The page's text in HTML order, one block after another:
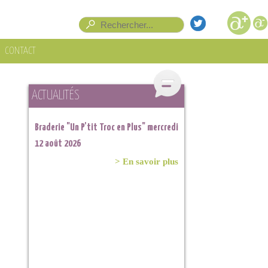
Formulaire de recherche Rechercher
CONTACT
ACTUALITÉS
Braderie "Un P'tit Troc en Plus" mercredi
12 août 2026
> En savoir plus